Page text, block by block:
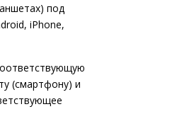
под
iPhone,
(смартфону) и